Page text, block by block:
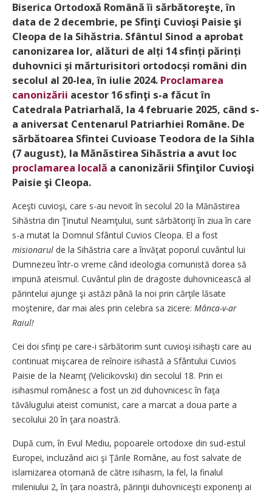
Biserica Ortodoxă Română îi sărbătoreşte, în
data de 2 decembrie, pe Sfinţi Cuvioşi Paisie şi
Cleopa de la Sihăstria. Sfântul Sinod a aprobat
canonizarea lor, alături de alți 14 sfinți părinți
duhovnici și mărturisitori orto­docși români din
secolul al 20-lea, în iulie 2024. Proclamarea
canonizării acestor 16 sfinţi s-a făcut în
Catedrala Patriarhală, la 4 februarie 2025, când s-
a aniversat Centenarul Patriarhiei Române. De
sărbătoarea Sfintei Cuvioase Teodora de la Sihla
(7 august), la Mănăstirea Sihăstria a avut loc
proclamarea locală a cano­ni­­zării Sfinţilor Cuvioşi
Paisie şi Cleopa.
Aceşti cuvioşi, care s-au nevoit în secolul 20 la Mănăstirea
Sihăstria din Ţinutul Neamţului, sunt sărbătoriţi în ziua în care
s-a mutat la Domnul Sfântul Cuvios Cleopa. El a fost
misionarul de la Sihăstria care a învăţat poporul cuvântul lui
Dumnezeu într-o vreme când ideologia comunistă dorea să
impună ateismul. Cuvântul plin de dragoste duhovnicească al
părintelui ajunge şi astăzi până la noi prin cărţile lăsate
moştenire, dar mai ales prin celebra sa zicere: Mânca-v-ar
Raiul!
Cei doi sfinţi pe care-i sărbătorim sunt cuvioşi isihaşti care au
continuat mişcarea de reînoire isihastă a Sfântului Cuvios
Paisie de la Neamţ (Velicikovski) din secolul 18. Prin ei
isihasmul românesc a fost un zid duhovnicesc în faţa
tăvălugului ateist comunist, care a marcat a doua parte a
secolului 20 în ţara noastră.
După cum, în Evul Mediu, popoarele ortodoxe din sud-estul
Europei, incluzând aici şi Ţările Române, au fost salvate de
islamizarea otomană de către isihasm, la fel, la finalul
mileniului 2, în ţara noastră, părinţii duhovniceşti exponenţi ai